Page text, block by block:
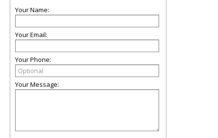
Your Name:
Your Email:
Your Phone:
Your Message: